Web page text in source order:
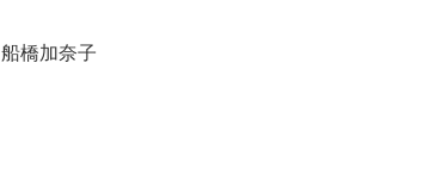
船橋加奈子